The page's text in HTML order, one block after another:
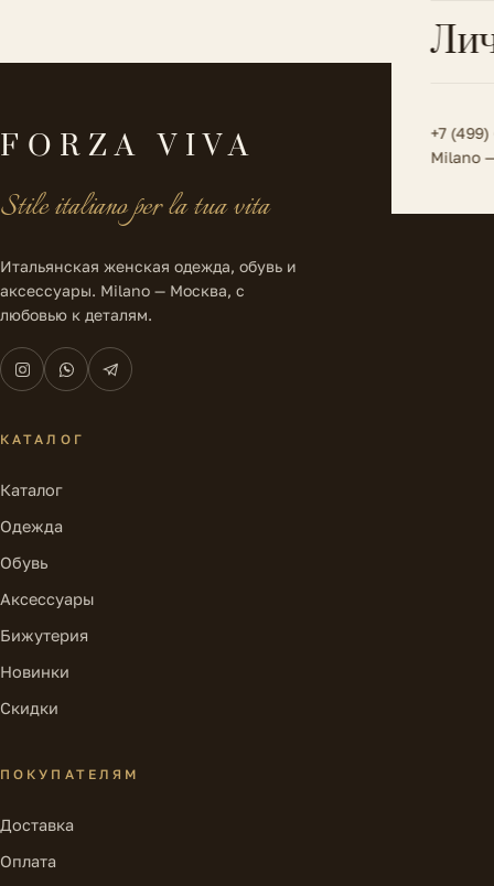
Весь
+7
Milano
FORZA VIVA
Stile italiano per la tua vita
Итальянская женская одежда, обувь и
аксессуары. Milano — Москва, с
любовью к деталям.
КАТАЛОГ
Каталог
Одежда
Обувь
Аксессуары
Бижутерия
Новинки
Скидки
ПОКУПАТЕЛЯМ
Доставка
Оплата